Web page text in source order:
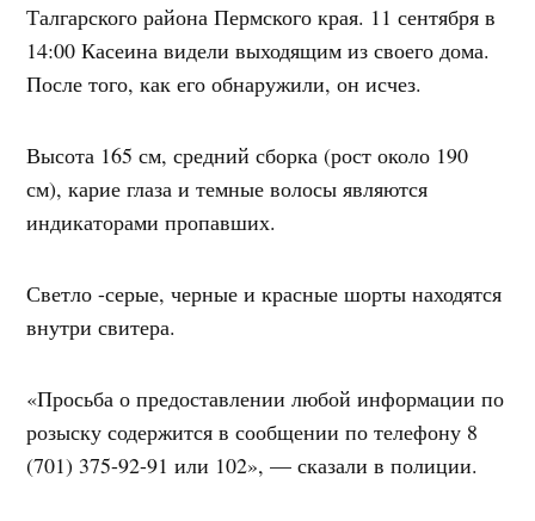
Талгарского района Пермского края. 11 сентября в
14:00 Касеина видели выходящим из своего дома.
После того, как его обнаружили, он исчез.
Высота 165 см, средний сборка (рост около 190
см), карие глаза и темные волосы являются
индикаторами пропавших.
Светло -серые, черные и красные шорты находятся
внутри свитера.
«Просьба о предоставлении любой информации по
розыску содержится в сообщении по телефону 8
(701) 375-92-91 или 102», — сказали в полиции.